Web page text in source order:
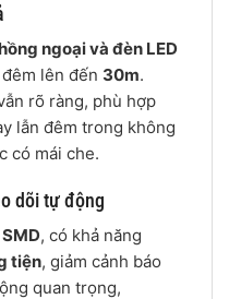
ngoại và đèn LED
lên đến 30m.
rõ ràng, phù hợp
lẫn đêm trong không
có mái che.
dõi tự động
, có khả năng
tiện, giảm cảnh báo
quan trọng,